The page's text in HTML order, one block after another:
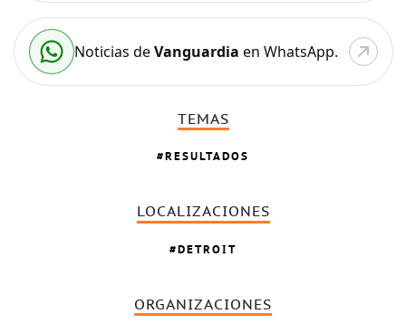
Noticias deVanguardia en WhatsApp.
TEMAS
RESULTADOS
LOCALIZACIONES
DETROIT
ORGANIZACIONES